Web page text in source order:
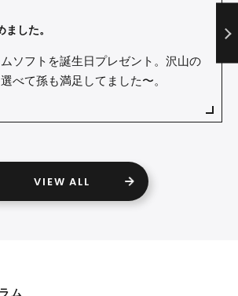
した。
ソフトを誕生日プレゼント。沢山の
べて孫も満足してました〜。
VIEW ALL
ム